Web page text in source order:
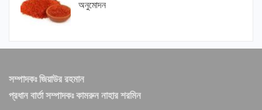
অনুমোদন
সম্পাদকঃ জিয়াউর রহমান
প্রধান বার্তা সম্পাদকঃ কামরুন নাহার শরমিন